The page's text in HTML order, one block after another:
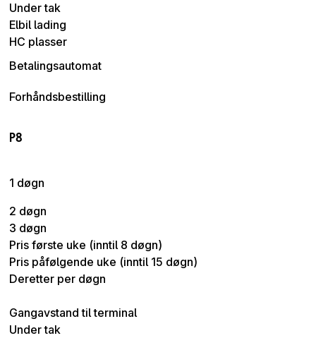
Under tak
Elbil lading
HC plasser
Betalingsautomat
Forhåndsbestilling
P8
1 døgn
2 døgn
3 døgn
Pris første uke (inntil 8 døgn)
Pris påfølgende uke (inntil 15 døgn)
Deretter per døgn
Gangavstand til terminal
Under tak